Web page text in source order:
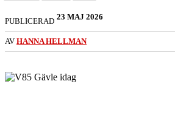
PUBLICERAD 23 MAJ 2026
AV HANNA HELLMAN